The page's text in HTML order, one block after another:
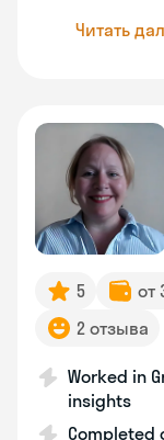
Читать
5 от
2 отзыва
Worked in
insights
Completed